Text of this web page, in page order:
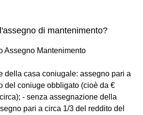
di mantenimento?
Assegno Mantenimento
della casa coniugale: assegno pari a
del coniuge obbligato (cioè da €
- senza assegnazione della
pari a circa 1/3 del reddito del